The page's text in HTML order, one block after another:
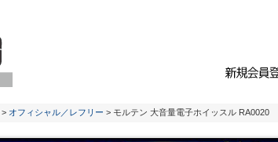
> オフィシャル／レフリー > モルテン 大音量電子ホイッスル RA0020